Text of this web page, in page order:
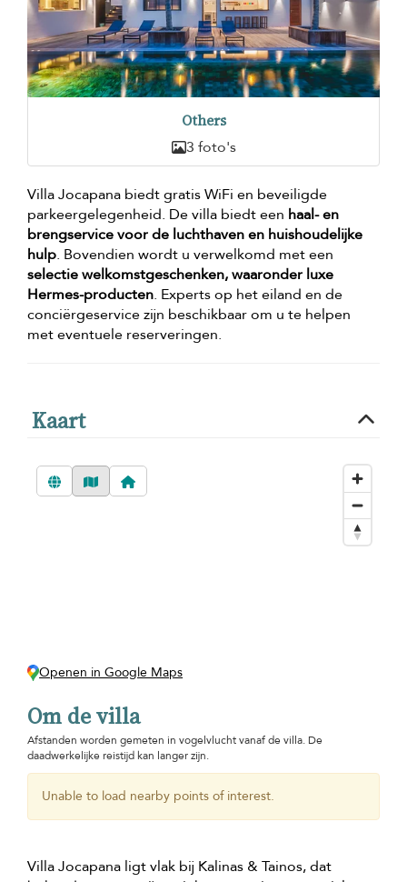
Others
3 foto's
Villa Jocapana biedt gratis WiFi en beveiligde
parkeergelegenheid. De villa biedt een haal- en
brengservice voor de luchthaven en huishoudelijke
hulp. Bovendien wordt u verwelkomd met een
selectie welkomstgeschenken, waaronder luxe
Hermes-producten. Experts op het eiland en de
conciërgeservice zijn beschikbaar om u te helpen
met eventuele reserveringen.
Kaart
Openen in Google Maps
Om de villa
Afstanden worden gemeten in vogelvlucht vanaf de villa. De
daadwerkelijke reistijd kan langer zijn.
Unable to load nearby points of interest.
Villa Jocapana ligt vlak bij Kalinas & Tainos, dat